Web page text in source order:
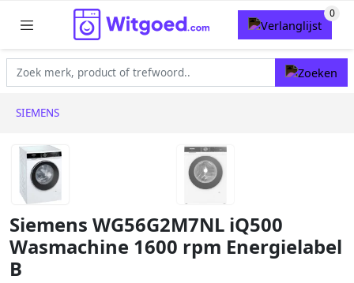
SIEMENS
Siemens WG56G2M7NL iQ500
Wasmachine 1600 rpm Energielabel
B